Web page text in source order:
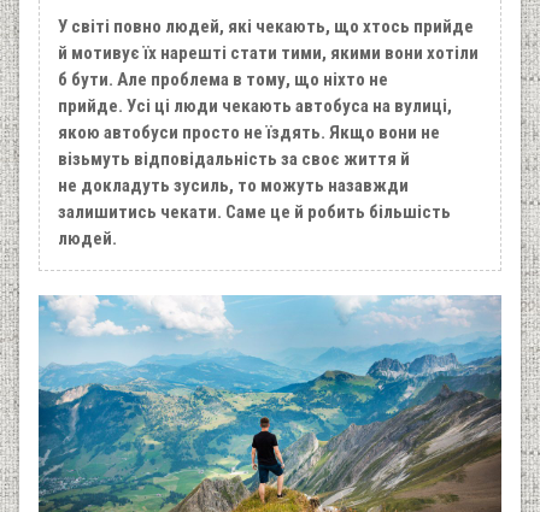
У світі повно людей, які чекають, що хтось прийде
й мотивує їх нарешті стати тими, якими вони хотіли
б бути. Але проблема в тому, що ніхто не
прийде. Усі ці люди чекають автобуса на вулиці,
якою автобуси просто не їздять. Якщо вони не
візьмуть відповідальність за своє життя й
не докладуть зусиль, то можуть назавжди
залишитись чекати. Саме це й робить більшість
людей.